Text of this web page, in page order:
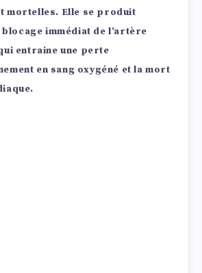
mortelles. Elle se produit
immédiat de l’artère
entraine une perte
en sang oxygéné et la mort